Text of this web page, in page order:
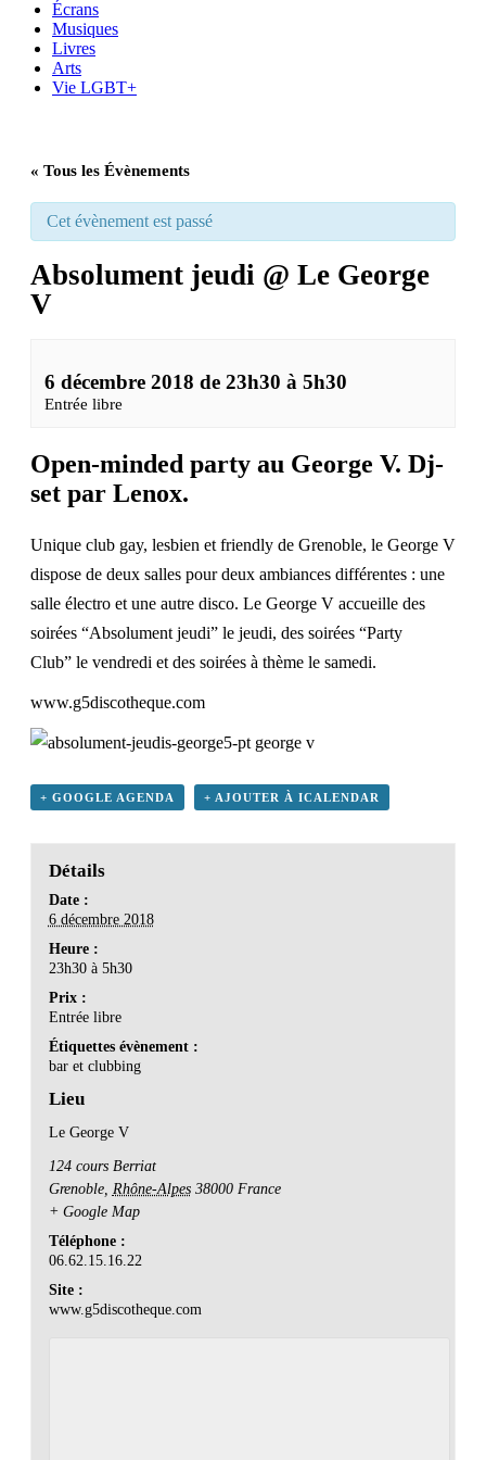
Écrans
Musiques
Livres
Arts
Vie LGBT+
« Tous les Évènements
Cet évènement est passé
Absolument jeudi @ Le George
V
6 décembre 2018 de 23h30 à 5h30
Entrée libre
Open-minded party au George V. Dj-
set par Lenox.
Unique club gay, lesbien et friendly de Grenoble, le George V
dispose de deux salles pour deux ambiances différentes : une
salle électro et une autre disco. Le George V accueille des
soirées “Absolument jeudi” le jeudi, des soirées “Party
Club” le vendredi et des soirées à thème le samedi.
www.g5discotheque.com
+ GOOGLE AGENDA + AJOUTER À ICALENDAR
Détails
Date :
6 décembre 2018
Heure :
23h30 à 5h30
Prix :
Entrée libre
Étiquettes évènement :
bar et clubbing
Lieu
Le George V
124 cours Berriat
Grenoble, Rhône-Alpes 38000 France
+ Google Map
Téléphone :
06.62.15.16.22
Site :
www.g5discotheque.com